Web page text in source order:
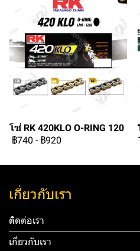
โซ่ RK 420KLO O-RING 120
฿740 - ฿920
เกี่ยวกับเรา
ติดต่อเรา
เกี่ยวกับเรา